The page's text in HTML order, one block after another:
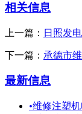
相关信息
上一篇： 日照发
下一篇： 承德市
最新信息
•维修注塑